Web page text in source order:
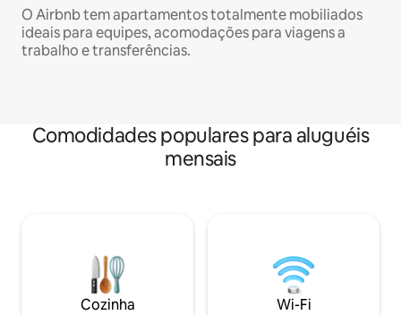
O Airbnb tem apartamentos totalmente mobiliados
ideais para equipes, acomodações para viagens a
trabalho e transferências.
Comodidades populares para aluguéis
mensais
Cozinha Wi-Fi